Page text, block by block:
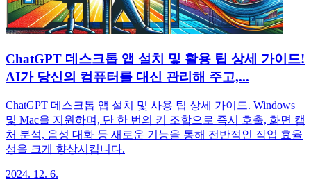
ChatGPT 데스크톱 앱 설치 및 활용 팁 상세 가이드!
AI가 당신의 컴퓨터를 대신 관리해 주고,...
ChatGPT 데스크톱 앱 설치 및 사용 팁 상세 가이드. Windows
및 Mac을 지원하며, 단 한 번의 키 조합으로 즉시 호출, 화면 캡
처 분석, 음성 대화 등 새로운 기능을 통해 전반적인 작업 효율
성을 크게 향상시킵니다.
2024. 12. 6.